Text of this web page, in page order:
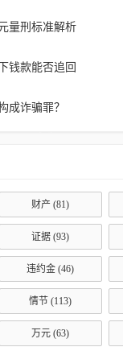
量刑标准解析
钱款能否追回
成诈骗罪？
财产 (81)
证据 (93)
违约金 (46)
情节 (113)
万元 (63)